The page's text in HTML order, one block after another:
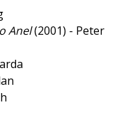
Anel(2001) - Peter